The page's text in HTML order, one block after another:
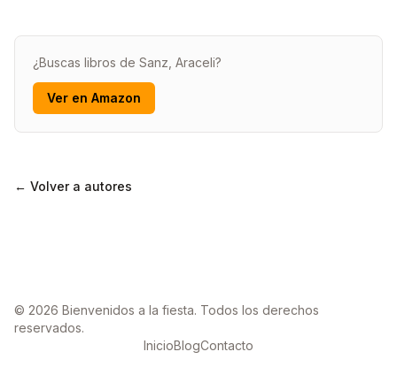
¿Buscas libros de Sanz, Araceli?
Ver en Amazon
← Volver a autores
© 2026 Bienvenidos a la fiesta. Todos los derechos
reservados.
InicioBlogContacto